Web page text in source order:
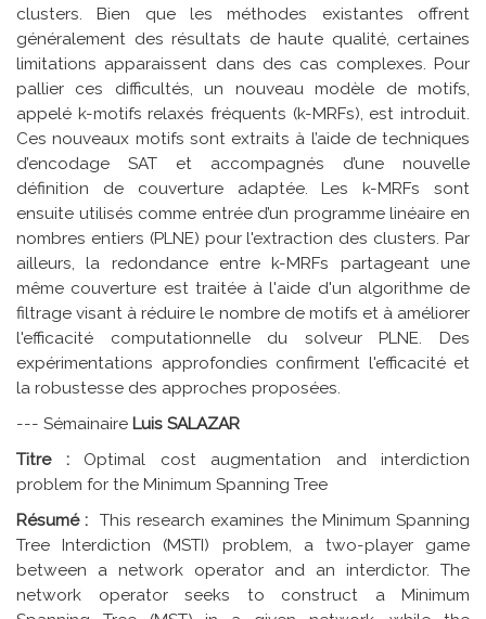
clusters. Bien que les méthodes existantes offrent
généralement des résultats de haute qualité, certaines
limitations apparaissent dans des cas complexes. Pour
pallier ces difficultés, un nouveau modèle de motifs,
appelé k-motifs relaxés fréquents (k-MRFs), est introduit.
Ces nouveaux motifs sont extraits à l’aide de techniques
d’encodage SAT et accompagnés d’une nouvelle
définition de couverture adaptée. Les k-MRFs sont
ensuite utilisés comme entrée d’un programme linéaire en
nombres entiers (PLNE) pour l'extraction des clusters. Par
ailleurs, la redondance entre k-MRFs partageant une
même couverture est traitée à l'aide d'un algorithme de
filtrage visant à réduire le nombre de motifs et à améliorer
l'efficacité computationnelle du solveur PLNE. Des
expérimentations approfondies confirment l'efficacité et
la robustesse des approches proposées.
--- Sémainaire Luis SALAZAR
Titre :Optimal cost augmentation and interdiction
problem for the Minimum Spanning Tree
Résumé :
This research examines the Minimum Spanning
Tree Interdiction (MSTI) problem, a two-player game
between a network operator and an interdictor. The
network operator seeks to construct a Minimum